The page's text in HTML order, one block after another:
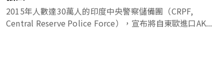
2015年人數達30萬人的印度中央警察儲備團（CRPF,
Central Reserve Police Force），宣布將自東歐進口AK...